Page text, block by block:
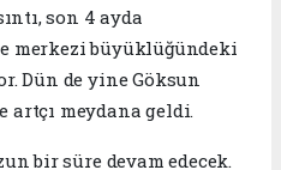
son 4 ayda
merkezi büyüklüğündeki
Dün de yine Göksun
artçı meydana geldi.
bir süre devam edecek.